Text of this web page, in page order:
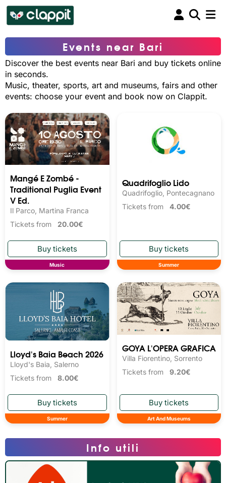
Events near Bari
Discover the best events near Bari and buy tickets online
in seconds.
Music, theater, sports, art and museums, fairs and other
events: choose your event and book now on Clappit.
Mangé E Zombé -
Traditional Puglia Event
V Ed.
Il Parco, Martina Franca
Tickets from 20.00€
Music
Quadrifoglio Lido
Quadrifoglio, Pontecagnano
Tickets from 4.00€
Summer
Lloyd's Baia Beach 2026
Lloyd's Baia, Salerno
Tickets from 8.00€
Summer
GOYA L'OPERA GRAFICA
Villa Fiorentino, Sorrento
Tickets from 9.20€
Art And Museums
Info utili